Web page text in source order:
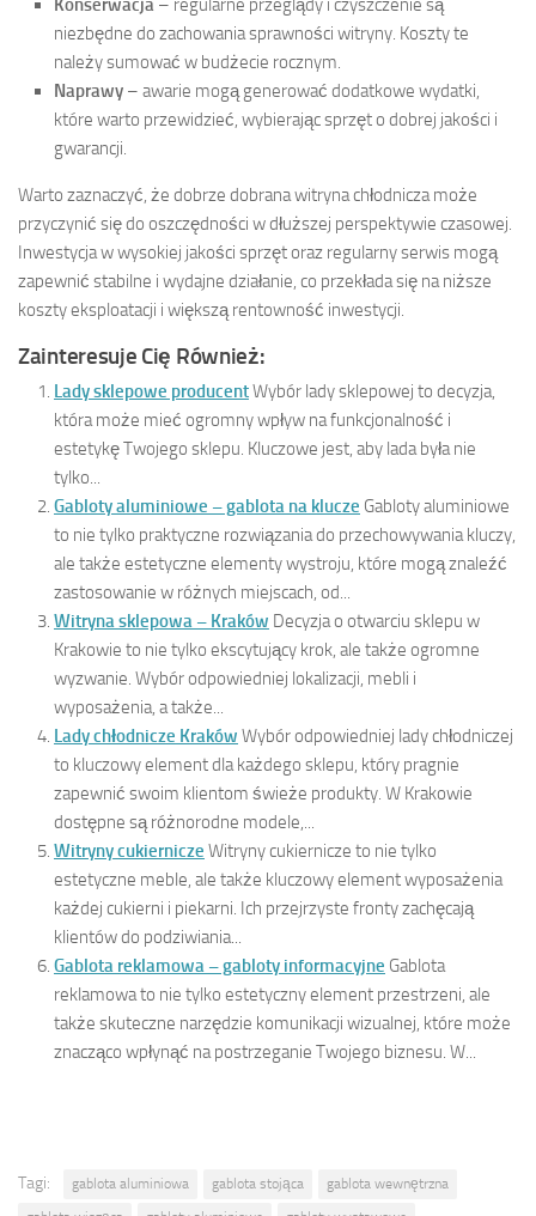
Konserwacja – regularne przeglądy i czyszczenie są
niezbędne do zachowania sprawności witryny. Koszty te
należy sumować w budżecie rocznym.
Naprawy – awarie mogą generować dodatkowe wydatki,
które warto przewidzieć, wybierając sprzęt o dobrej jakości i
gwarancji.
Warto zaznaczyć, że dobrze dobrana witryna chłodnicza może
przyczynić się do oszczędności w dłuższej perspektywie czasowej.
Inwestycja w wysokiej jakości sprzęt oraz regularny serwis mogą
zapewnić stabilne i wydajne działanie, co przekłada się na niższe
koszty eksploatacji i większą rentowność inwestycji.
Zainteresuje Cię Również:
Lady sklepowe producentWybór lady sklepowej to decyzja,
która może mieć ogromny wpływ na funkcjonalność i
estetykę Twojego sklepu. Kluczowe jest, aby lada była nie
tylko...
Gabloty aluminiowe – gablota na klucze Gabloty aluminiowe
to nie tylko praktyczne rozwiązania do przechowywania kluczy,
ale także estetyczne elementy wystroju, które mogą znaleźć
zastosowanie w różnych miejscach, od...
Witryna sklepowa – Kraków Decyzja o otwarciu sklepu w
Krakowie to nie tylko ekscytujący krok, ale także ogromne
wyzwanie. Wybór odpowiedniej lokalizacji, mebli i
wyposażenia, a także...
Lady chłodnicze Kraków Wybór odpowiedniej lady chłodniczej
to kluczowy element dla każdego sklepu, który pragnie
zapewnić swoim klientom świeże produkty. W Krakowie
dostępne są różnorodne modele,...
Witryny cukiernicze Witryny cukiernicze to nie tylko
estetyczne meble, ale także kluczowy element wyposażenia
każdej cukierni i piekarni. Ich przejrzyste fronty zachęcają
klientów do podziwiania...
Gablota reklamowa – gabloty informacyjne Gablota
reklamowa to nie tylko estetyczny element przestrzeni, ale
także skuteczne narzędzie komunikacji wizualnej, które może
znacząco wpłynąć na postrzeganie Twojego biznesu. W...
Tagi: gablota aluminiowa gablota stojąca
gablota wewnętrzna